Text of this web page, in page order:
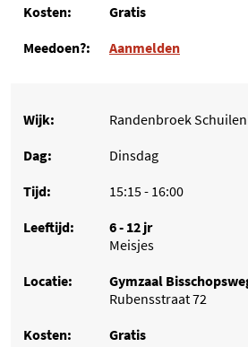
Gratis
Aanmelden
Randenbroek
Dinsdag
15:15 - 16:00
6 - 12 jr
Meisjes
Gymzaal
Rubensstraat 72
Gratis